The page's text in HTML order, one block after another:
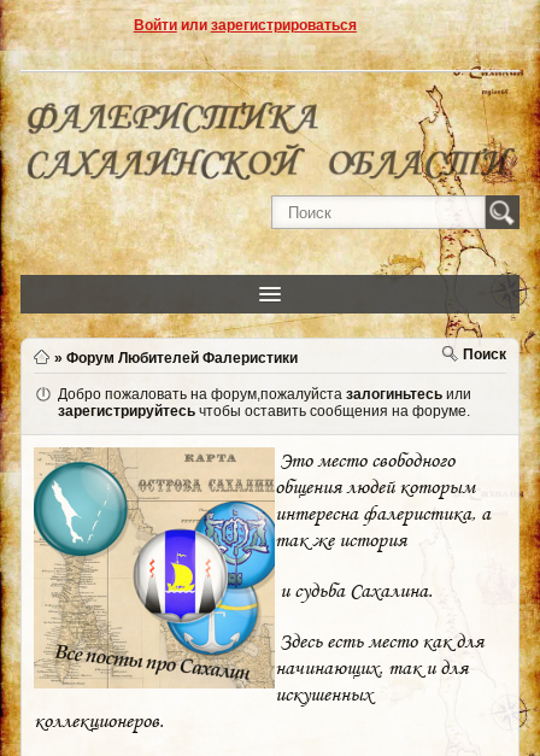
Войтиили зарегистрироваться
» Форум Любителей Фалеристики Поиск
Добро пожаловать на форум,пожалуйста залогиньтесьили
зарегистрируйтесьчтобы оставить сообщения на форуме.
Это место свободного
общения людей которым
интересна фалеристика, а
так же история
и судьба Сахалина.
Здесь есть место как для
начинающих, так и для
искушенных
коллекционеров.